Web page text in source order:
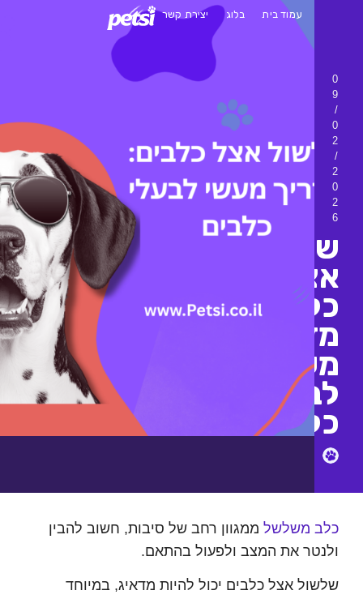
בלוג יצירת קשר
Petsi
משלשל ממגוון רחב של סיבות, חשוב להבין
את המצב ולפעול בהתאם.
אצל כלבים יכול להיות מדאיג, במיוחד